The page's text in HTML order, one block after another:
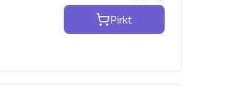
Pirkt